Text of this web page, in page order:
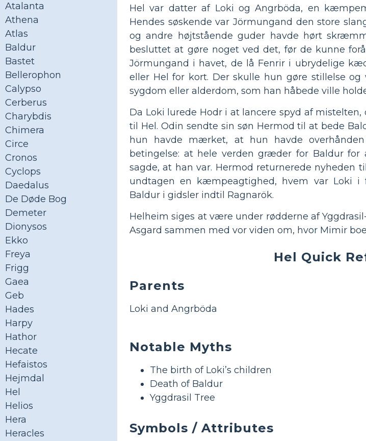
Atalanta
Athena
Atlas
Baldur
Bastet
Bellerophon
Calypso
Cerberus
Charybdis
Chimera
Circe
Cronos
Cyclops
Daedalus
De Døde Bog
Demeter
Dionysos
Ekko
Freya
Frigg
Gaea
Geb
Hades
Harpy
Hathor
Hecate
Hefaistos
Hejmdal
Hel
Helios
Hera
Heracles
Hel var datter af Loki og Angrböda, en
Hendes søskende var Jörmungand den store
og andre højtstående guder havde hørt
besluttet at gøre noget ved det, før de kunne
Jörmungand i havet, de lå Fenrir i ubrydelige
eller Hel for kort. Der skulle hun gøre stillelse
sygdom eller alderdom, som han håbede ville
Da Loki lurede Hodr i at lancere spyd af
til Hel. Odin sendte sin søn Hermod til at bede
hun havde mærket, at hun havde
betingelse: at hele verden græder for Baldur
sagde, at han var. Hermod returnerede nyheden
undtagen en kæmpeagtighed, hvem var Loki i
Baldur i gidsler indtil Ragnarök.
Helheim siges at være under rødderne af
Asgard sammen med vor viden om, hvor Mimir
Hel Quick
Parents
Loki and Angrböda
Notable Myths
The birth of Loki’s children
Death of Baldur
Yggdrasil Tree
Symbols / Attributes